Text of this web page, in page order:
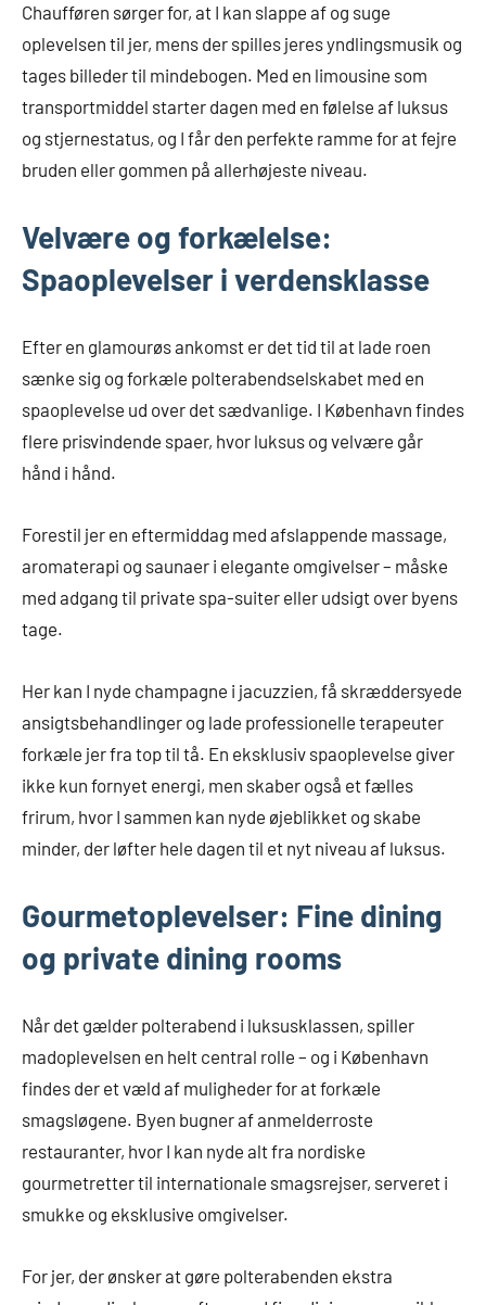
Chaufføren sørger for, at I kan slappe af og suge
oplevelsen til jer, mens der spilles jeres yndlingsmusik og
tages billeder til mindebogen. Med en limousine som
transportmiddel starter dagen med en følelse af luksus
og stjernestatus, og I får den perfekte ramme for at fejre
bruden eller gommen på allerhøjeste niveau.
Velvære og forkælelse:
Spaoplevelser i verdensklasse
Efter en glamourøs ankomst er det tid til at lade roen
sænke sig og forkæle polterabendselskabet med en
spaoplevelse ud over det sædvanlige. I København findes
flere prisvindende spaer, hvor luksus og velvære går
hånd i hånd.
Forestil jer en eftermiddag med afslappende massage,
aromaterapi og saunaer i elegante omgivelser – måske
med adgang til private spa-suiter eller udsigt over byens
tage.
Her kan I nyde champagne i jacuzzien, få skræddersyede
ansigtsbehandlinger og lade professionelle terapeuter
forkæle jer fra top til tå. En eksklusiv spaoplevelse giver
ikke kun fornyet energi, men skaber også et fælles
frirum, hvor I sammen kan nyde øjeblikket og skabe
minder, der løfter hele dagen til et nyt niveau af luksus.
Gourmetoplevelser: Fine dining
og private dining rooms
Når det gælder polterabend i luksusklassen, spiller
madoplevelsen en helt central rolle – og i København
findes der et væld af muligheder for at forkæle
smagsløgene. Byen bugner af anmelderroste
restauranter, hvor I kan nyde alt fra nordiske
gourmetretter til internationale smagsrejser, serveret i
smukke og eksklusive omgivelser.
For jer, der ønsker at gøre polterabenden ekstra